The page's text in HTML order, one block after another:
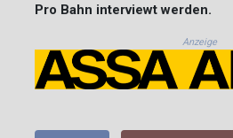
Pro Bahn interviewt werden.
Anzeige